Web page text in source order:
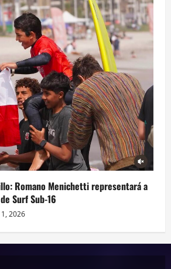
Romano Menichetti representará a
Surf Sub-16
2026